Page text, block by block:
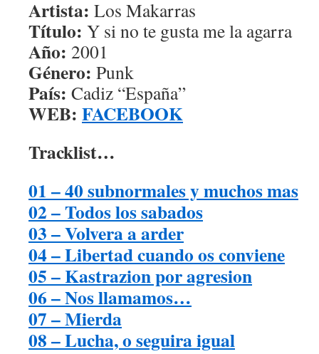
Artista: Los Makarras
Título: Y si no te gusta me la agarra
Año: 2001
Género: Punk
País: Cadiz “España”
WEB: FACEBOOK
Tracklist…
01 – 40 subnormales y muchos mas
02 – Todos los sabados
03 – Volvera a arder
04 – Libertad cuando os conviene
05 – Kastrazion por agresion
06 – Nos llamamos…
07 – Mierda
08 – Lucha, o seguira igual